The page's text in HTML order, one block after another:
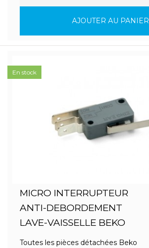
AJOUTER AU PANIER
MICRO INTERRUPTEUR
ANTI-DEBORDEMENT
LAVE-VAISSELLE BEKO
Toutes les pièces détachées Beko
En stock